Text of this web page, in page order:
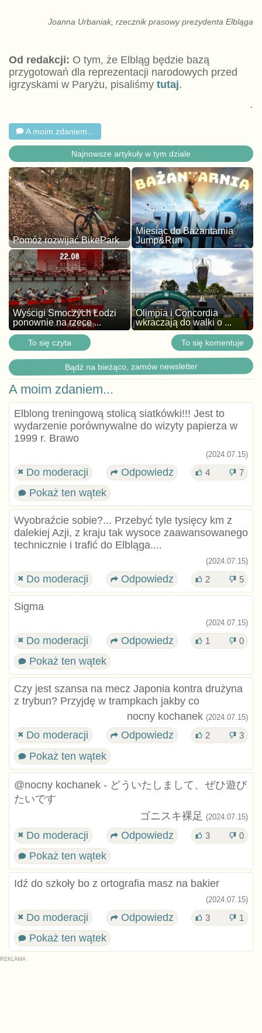
Joanna Urbaniak, rzecznik prasowy prezydenta Elbląga
Od redakcji: O tym, że Elbląg będzie bazą
przygotowań dla reprezentacji narodowych przed
igrzyskami w Paryżu, pisaliśmy tutaj.
.
A moim zdaniem...
Najnowsze artykuły w tym dziale
Pomóż rozwijać BikePark
Miesiąc do Bażantarnia
Jump&Run
Wyścigi Smoczych Łodzi
ponownie na rzece ...
Olimpia i Concordia
wkraczają do walki o ...
To się czyta To się komentuje
Bądź na bieżąco, zamów newsletter
A moim zdaniem...
Elblong treningową stolicą siatkówki!!! Jest to
wydarzenie porównywalne do wizyty papierza w
1999 r. Brawo
(2024.07.15)
Do moderacji Odpowiedz 4 7
Pokaż ten wątek
Wyobraźcie sobie?... Przebyć tyle tysięcy km z
dalekiej Azji, z kraju tak wysoce zaawansowanego
technicznie i trafić do Elbląga....
(2024.07.15)
Do moderacji Odpowiedz 2 5
Sigma
(2024.07.15)
Do moderacji Odpowiedz 1 0
Pokaż ten wątek
Czy jest szansa na mecz Japonia kontra drużyna
z trybun? Przyjdę w trampkach jakby co
nocny kochanek (2024.07.15)
Do moderacji Odpowiedz 2 3
Pokaż ten wątek
@nocny kochanek - どういたしまして、ぜひ遊び
たいです
ゴニスキ裸足
(2024.07.15)
Do moderacji Odpowiedz 3 0
Pokaż ten wątek
Idź do szkoły bo z ortografia masz na bakier
(2024.07.15)
Do moderacji Odpowiedz 3 1
Pokaż ten wątek